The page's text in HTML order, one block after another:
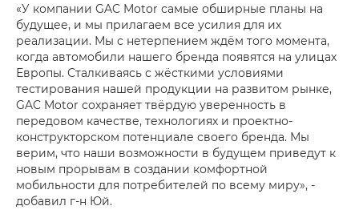
«У компании GAC Motor самые обширные планы на
будущее, и мы прилагаем все усилия для их
реализации. Мы с нетерпением ждём того момента,
когда автомобили нашего бренда появятся на улицах
Европы. Сталкиваясь с жёсткими условиями
тестирования нашей продукции на развитом рынке,
GAC Motor сохраняет твёрдую уверенность в
передовом качестве, технологиях и проектно-
конструкторском потенциале своего бренда. Мы
верим, что наши возможности в будущем приведут к
новым прорывам в создании комфортной
мобильности для потребителей по всему миру», -
добавил г-н Юй.